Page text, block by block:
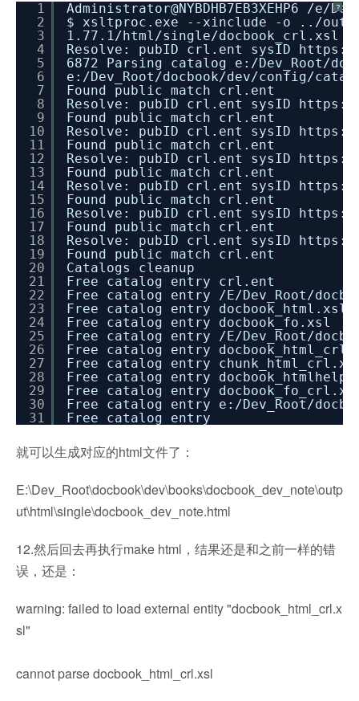
?
1
2
3
4
5
6
7
8
9
10
11
12
13
14
15
16
17
18
19
20
21
22
23
24
25
26
27
28
29
30
31
Administrator@NYBDHB7EB3XEHP6 /e/
$ xsltproc.exe --xinclude -o .. /
1.77.1/html/single/docbook_crl .xsl
Resolve: pubID crl.ent sysID https:
6872 Parsing catalog e: /Dev_Root/
e: /Dev_Root/docbook/dev/config/
Found public match crl.ent
Resolve: pubID crl.ent sysID https:
Found public match crl.ent
Resolve: pubID crl.ent sysID https:
Found public match crl.ent
Resolve: pubID crl.ent sysID https:
Found public match crl.ent
Resolve: pubID crl.ent sysID https:
Found public match crl.ent
Resolve: pubID crl.ent sysID https:
Found public match crl.ent
Resolve: pubID crl.ent sysID https:
Found public match crl.ent
Catalogs cleanup
Free catalog entry crl.ent
Free catalog entry /E/Dev_Root/
Free catalog entry docbook_html.xsl
Free catalog entry docbook_fo.xsl
Free catalog entry /E/Dev_Root/
Free catalog entry
Free catalog entry
Free catalog entry
Free catalog entry
Free catalog entry e: /Dev_Root/
Free catalog entry
就可以生成对应的html文件了：
E:\Dev_Root\docbook\dev\books\docbook_dev_note\outp
ut\html\single\docbook_dev_note.html
12.然后回去再执行make html，结果还是和之前一样的错
误，还是：
warning: failed to load external entity "docbook_html_crl.x
sl"
cannot parse docbook_html_crl.xsl